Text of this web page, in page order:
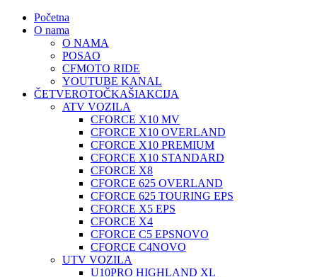
Početna
O nama
O NAMA
POSAO
CFMOTO RIDE
YOUTUBE KANAL
ČETVEROTOČKAŠIAKCIJA
ATV VOZILA
CFORCE X10 MV
CFORCE X10 OVERLAND
CFORCE X10 PREMIUM
CFORCE X10 STANDARD
CFORCE X8
CFORCE 625 OVERLAND
CFORCE 625 TOURING EPS
CFORCE X5 EPS
CFORCE X4
CFORCE C5 EPSNOVO
CFORCE C4NOVO
UTV VOZILA
U10PRO HIGHLAND XL